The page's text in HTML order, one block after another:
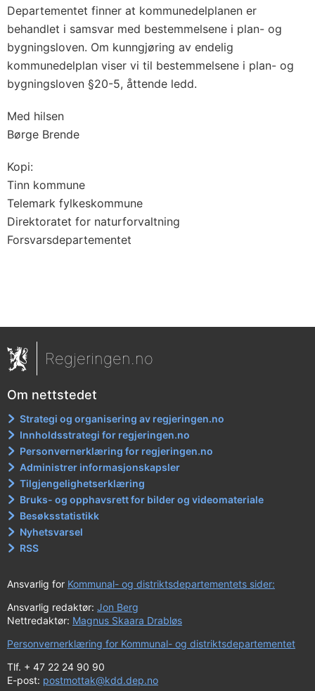
Departementet finner at kommunedelplanen er
behandlet i samsvar med bestemmelsene i plan- og
bygningsloven. Om kunngjøring av endelig
kommunedelplan viser vi til bestemmelsene i plan- og
bygningsloven §20-5, åttende ledd.
Med hilsen
Børge Brende
Kopi:
Tinn kommune
Telemark fylkeskommune
Direktoratet for naturforvaltning
Forsvarsdepartementet
Regjeringen.no
Om nettstedet
Strategi og organisering av regjeringen.no
Innholdsstrategi for regjeringen.no
Personvernerklæring for regjeringen.no
Administrer informasjonskapsler
Tilgjengelighetserklæring
Bruks- og opphavsrett for bilder og videomateriale
Besøksstatistikk
Nyhetsvarsel
RSS
Ansvarlig for Kommunal- og distriktsdepartementets sider:
Ansvarlig redaktør: Jon Berg
Nettredaktør: Magnus Skaara Drabløs
Personvernerklæring for Kommunal- og distriktsdepartementet
Tlf. + 47 22 24 90 90
E-post: postmottak@kdd.dep.no